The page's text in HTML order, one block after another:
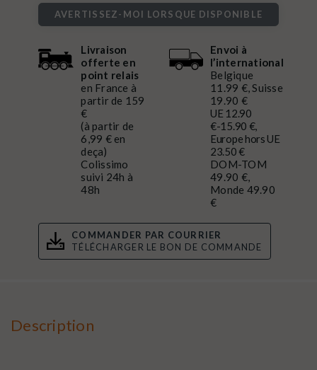
AVERTISSEZ-MOI LORSQUE DISPONIBLE
Livraison
offerte en
point relais
en France à
partir de 159
€
(à partir de
6,99 € en
deça)
Colissimo
suivi 24h à
48h
Envoi à
l’international
Belgique
11.99 €, Suisse
19.90 €
UE 12.90
€-15.90 €,
Europe hors UE
23.50 €
DOM-TOM
49.90 €,
Monde 49.90
€
COMMANDER PAR COURRIER
TÉLÉCHARGER LE BON DE COMMANDE
Description